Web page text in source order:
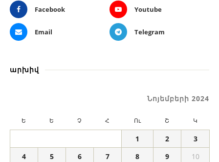
Facebook Youtube
Email Telegram
արխիվ
Նոյեմբերի 2024
Ե Ե Չ Հ Ու Շ Կ
1 2
3
4
5 6 7 8 9
10